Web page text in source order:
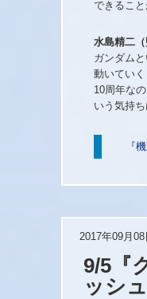
できるこ
水島精二
ガンダム
動いてい
10周年な
いう気持
『
2017年09月08
9/5『
ッシ